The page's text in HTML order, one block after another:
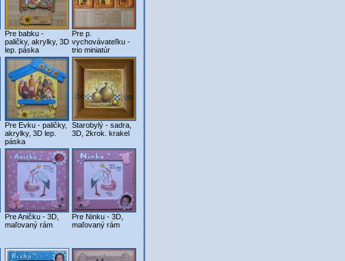
Pre babku -
paličky, akrylky, 3D
lep. páska
Pre p.
vychovávateľku -
trio miniatúr
Pre Evku - paličky,
akrylky, 3D lep.
páska
Starobylý - sadra,
3D, 2krok. krakel
Pre Aničku - 3D,
maľovaný rám
Pre Ninku - 3D,
maľovaný rám